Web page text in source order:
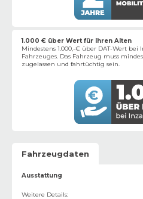
1.000 € über Wert für Ihren Alten
Mindestens 1.000,-€ über DAT-Wert
Fahrzeuges. Das Fahrzeug muss
zugelassen und fahrtüchtig sein.
Fahrzeugdaten
Ausstattung
Weitere Details: